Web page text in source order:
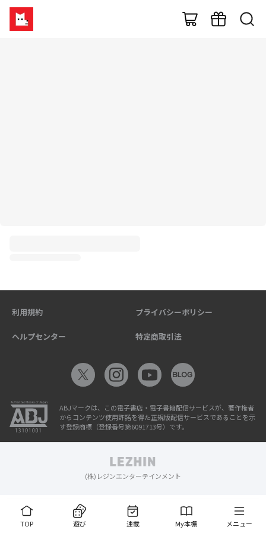
TOP 遊び 連載 My本棚 メニュー
利用規約 プライバシーポリシー
ヘルプセンター 特定商取引法
ABJマークは、この電子書店・電子書籍配信サービスが、著作権者
からコンテンツ使用許諾を得た正規版配信サービスであることを示
す登録商標（登録番号第6091713号）です。
(株)レジンエンターテインメント